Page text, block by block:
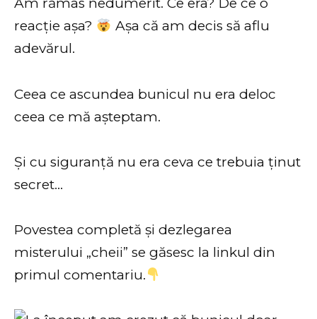
Am rămas nedumerit. Ce era? De ce o
reacție așa?
Așa că am decis să aflu
adevărul.
Ceea ce ascundea bunicul nu era deloc
ceea ce mă așteptam.
Și cu siguranță nu era ceva ce trebuia ținut
secret…
Povestea completă și dezlegarea
misterului „cheii” se găsesc la linkul din
primul comentariu.